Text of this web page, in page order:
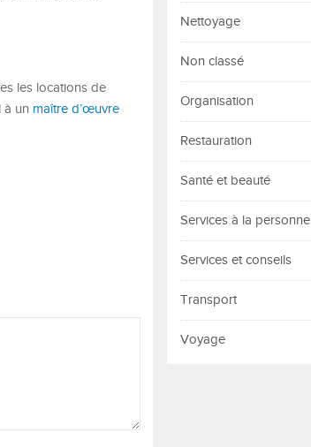
les locations de
à un maître d’œuvre
Nettoyage
Non classé
Organisation
Restauration
Santé et beauté
Services à la personne
Services et conseils
Transport
Voyage